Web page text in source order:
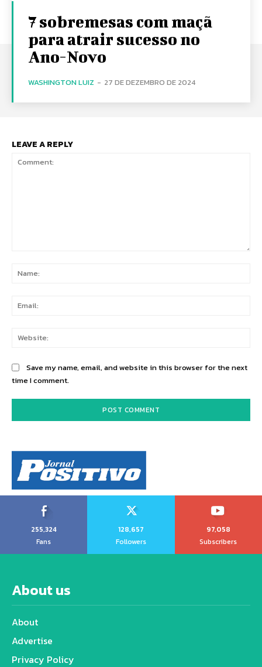
7 sobremesas com maçã
para atrair sucesso no
Ano-Novo
WASHINGTON LUIZ - 27 DE DEZEMBRO DE 2024
LEAVE A REPLY
Save my name, email, and website in this browser for the next
time I comment.
255,324
Fans
128,657
Followers
97,058
Subscribers
About us
About
Advertise
Privacy Policy